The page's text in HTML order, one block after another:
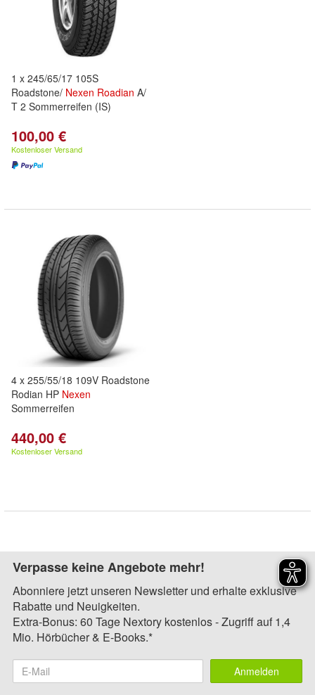
1 x 245/65/17 105S
Roadstone/ Nexen Roadian A/
T 2 Sommerreifen (IS)
100,00 €
Kostenloser Versand
4 x 255/55/18 109V Roadstone
Rodian HP Nexen
Sommerreifen
440,00 €
Kostenloser Versand
Verpasse keine Angebote mehr!
Abonniere jetzt unseren Newsletter und erhalte exklusive
Rabatte und Neuigkeiten.
Extra-Bonus: 60 Tage Nextory kostenlos - Zugriff auf 1,4
Mio. Hörbücher & E-Books.*
Anmelden